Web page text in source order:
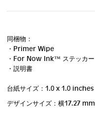
同梱物：
・Primer Wipe
・For Now Ink ™ ステッカー
・説明書
台紙サイズ：1.0 x 1.0 inches
デザインサイズ：横17.27 mm